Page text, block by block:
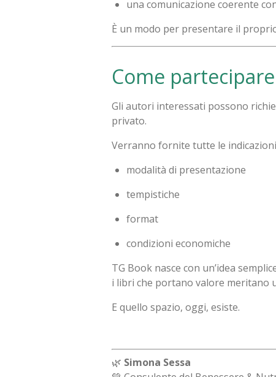
una comunicazione coerente
È un modo per presentare il
Come partecipare
Gli autori interessati possono
privato.
Verranno fornite tutte le
modalità di presentazione
tempistiche
format
condizioni economiche
TG Book nasce con un’idea
i libri che portano valore meritano
E quello spazio, oggi, esiste.
🌿 Simona Sessa